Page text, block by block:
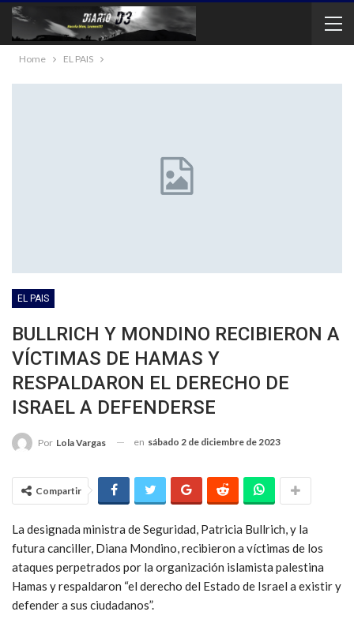
Home EL PAIS
EL PAIS
BULLRICH Y MONDINO RECIBIERON A
VÍCTIMAS DE HAMAS Y
RESPALDARON EL DERECHO DE
ISRAEL A DEFENDERSE
Por Lola Vargas en sábado 2 de diciembre de 2023
Compartir
La designada ministra de Seguridad, Patricia Bullrich, y la
futura canciller, Diana Mondino, recibieron a víctimas de los
ataques perpetrados por la organización islamista palestina
Hamas y respaldaron “el derecho del Estado de Israel a existir y
defender a sus ciudadanos”.